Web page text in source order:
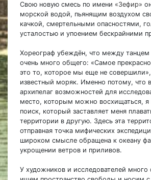
Свою новую смесь по имени «Зефир»
морской водой, пьянящим воздухом
качкой, смертельными опасностями,
усталостью и упоением бескрайними
Хореограф убеждён, что между танцем
очень много общего: «Самое
это то, которое мы еще не совершили»,
известный моряк. Именно потому, что
архипелаг возможностей для
место, которым можно восхищаться,
поиск, который заставляет меня
территории в другую. Здесь эта
отправная точка мифических
широком смысле обращена к океану
укрощении ветров и приливов.
У художников и исследователей